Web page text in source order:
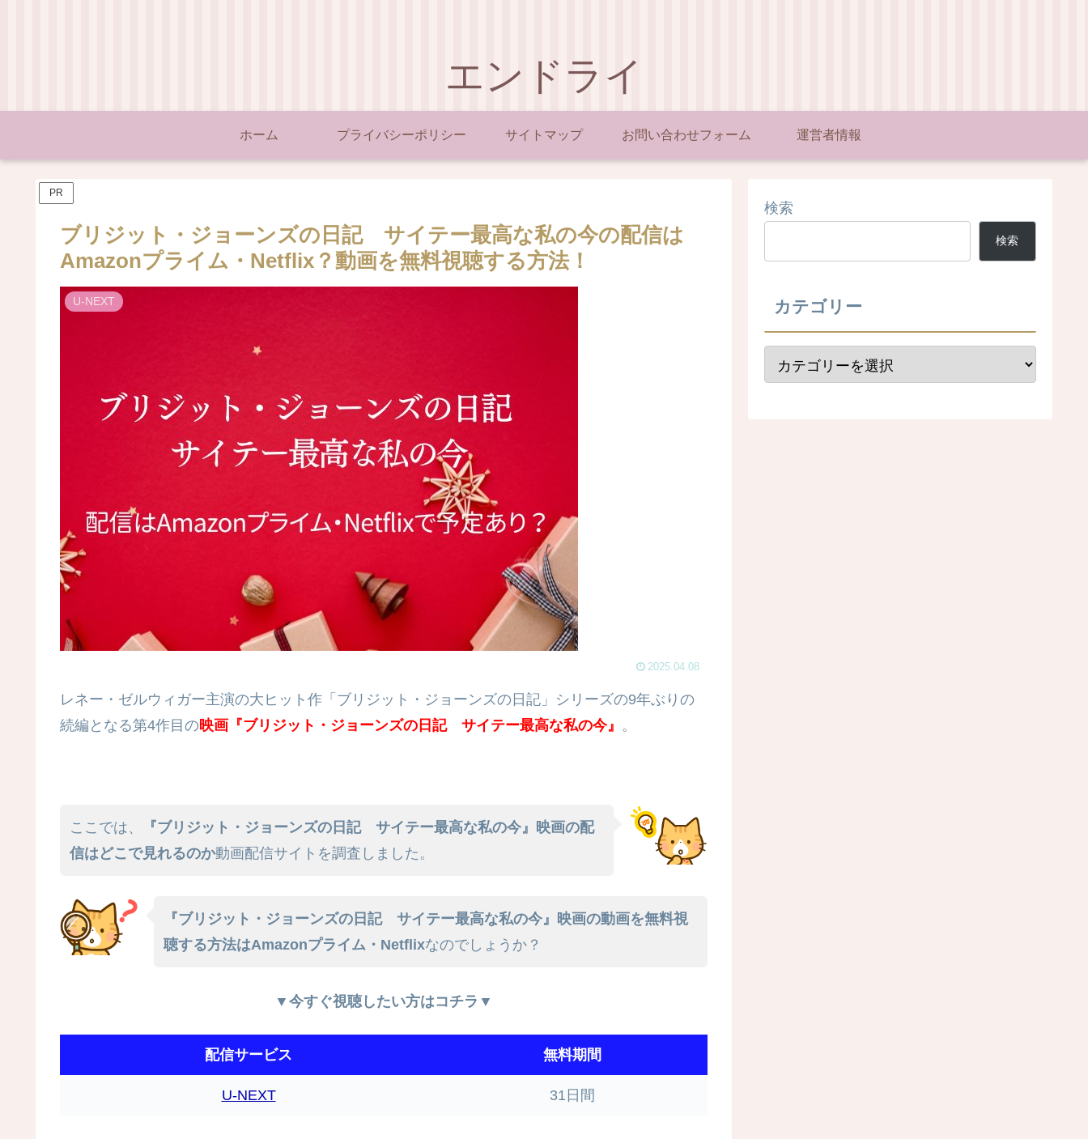
エンドライ
ホーム プライバシーポリシー サイトマップ お問い合わせフォーム 運営者情報
PR
ブリジット・ジョーンズの日記 サイテー最高な私の今の配信は
Amazonプライム・Netflix？動画を無料視聴する方法！
U-NEXT
2025.04.08
レネー・ゼルウィガー主演の大ヒット作「ブリジット・ジョーンズの日記」シリーズの9年ぶりの
続編となる第4作目の 映画『ブリジット・ジョーンズの日記 サイテー最高な私の今』 。
ここでは、
『ブリジット・ジョーンズの日記 サイテー最高な私の今』映画の配
信はどこで見れるのか動画配信サイトを調査しました。
『ブリジット・ジョーンズの日記 サイテー最高な私の今』映画の動画を無料視
聴する方法はAmazonプライム・Netflixなのでしょうか？
▼今すぐ視聴したい方はコチラ▼
配信サービス 無料期間
U-NEXT 31日間
検索
検索
カテゴリー